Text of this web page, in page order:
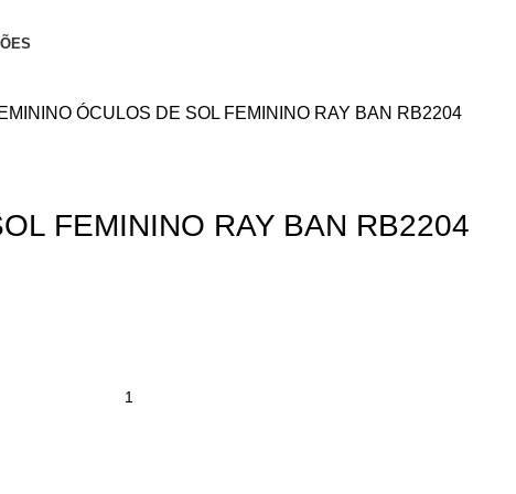
ÓCULOS DE SOL FEMININO RAY BAN RB2204
FEMININO RAY BAN RB2204